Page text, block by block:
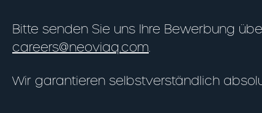
Bitte senden Sie uns Ihre Bewerbung
careers@neoviaq.com.
Wir garantieren selbstverständlich